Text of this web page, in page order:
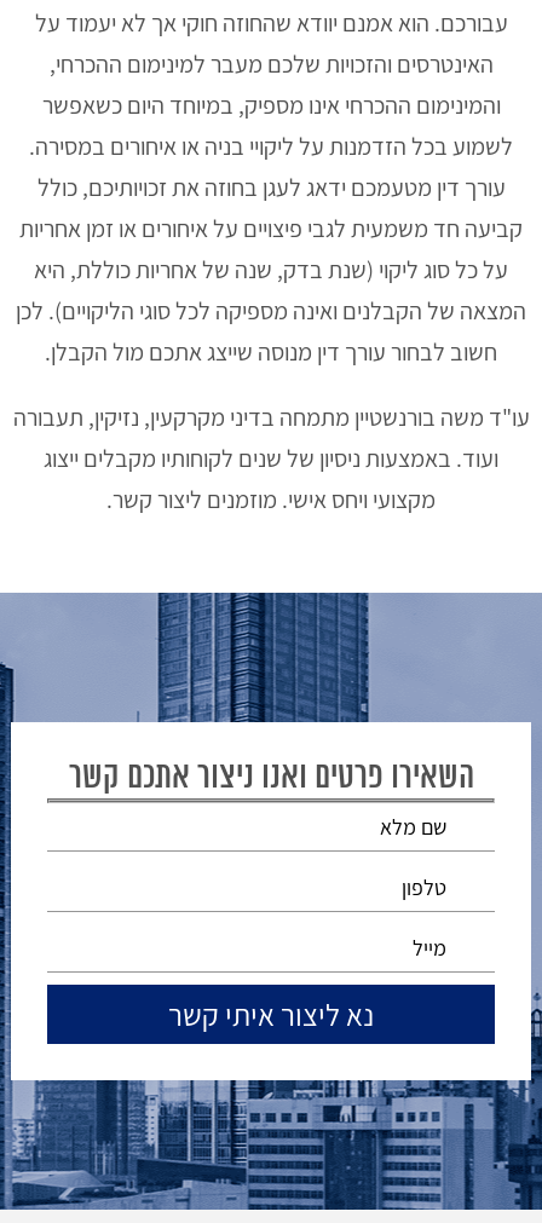
עבורכם. הוא אמנם יוודא שהחוזה חוקי אך לא יעמוד על
האינטרסים והזכויות שלכם מעבר למינימום ההכרחי,
והמינימום ההכרחי אינו מספיק, במיוחד היום כשאפשר
לשמוע בכל הזדמנות על ליקויי בניה או איחורים במסירה.
עורך דין מטעמכם ידאג לעגן בחוזה את זכויותיכם, כולל
קביעה חד משמעית לגבי פיצויים על איחורים או זמן אחריות
על כל סוג ליקוי (שנת בדק, שנה של אחריות כוללת, היא
המצאה של הקבלנים ואינה מספיקה לכל סוגי הליקויים). לכן
חשוב לבחור עורך דין מנוסה שייצג אתכם מול הקבלן.
עו"ד משה בורנשטיין מתמחה בדיני מקרקעין, נזיקין, תעבורה
ועוד. באמצעות ניסיון של שנים לקוחותיו מקבלים ייצוג
מקצועי ויחס אישי. מוזמנים ליצור קשר.
השאירו פרטים ואנו ניצור אתכם קשר